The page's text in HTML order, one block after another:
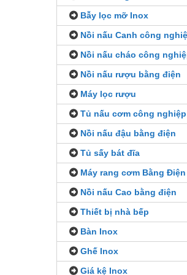
Bẫy lọc mỡ Inox
Nồi nấu Canh công
Nồi nấu cháo công
Nồi nấu rượu bằng điện
Máy lọc rượu
Tủ nấu cơm công nghiệp
Nồi nấu đậu bằng điện
Tủ sấy bát đĩa
Máy rang cơm Bằng Điện
Nồi nấu Cao bằng điện
Thiết bị nhà bếp
Bàn Inox
Ghế Inox
Giá kệ Inox